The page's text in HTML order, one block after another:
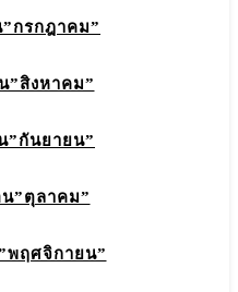
กรกฎาคม”
”สิงหาคม”
”กันยายน”
น”ตุลาคม”
พฤศจิกายน”